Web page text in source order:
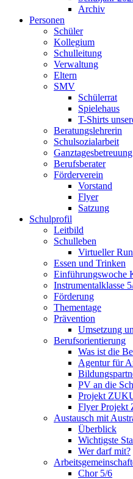
Archiv
Personen
Schüler
Kollegium
Schulleitung
Verwaltung
Eltern
SMV
Schülerrat
Spielehaus
T-Shirts
Beratungslehrerin
Schulsozialarbeit
Ganztagesbetreuung
Berufsberater
Förderverein
Vorstand
Flyer
Satzung
Schulprofil
Leitbild
Schulleben
Virtueller
Essen und Trinken
Einführungswoche
Instrumentalklasse
Förderung
Thementage
Prävention
Umsetzung
Berufsorientierung
Was ist die
Agentur für
PV an die
Projekt
Flyer
Austausch mit
Überblick
Wichtigste
Wer darf mit?
Chor 5/6